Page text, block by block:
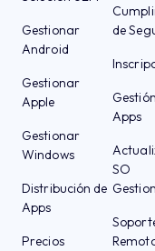
Gestionar
Android
Gestionar
Apple
Gestionar
Windows
Distribución de
Apps
Precios
de
Apps
SO